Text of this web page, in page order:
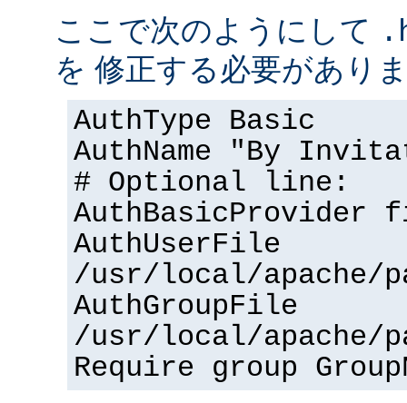
ここで次のようにして
を 修正する必要があり
AuthType Basic
AuthName "By
# Optional line:
AuthBasicProvider
AuthUserFile
/usr/local/apache/
AuthGroupFile
/usr/local/apache/
Require group